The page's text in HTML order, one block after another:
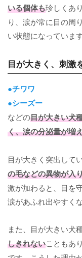
いる個体も珍しくあ
り、涙が常に目の周
い状態になっています
目が大きく、刺激
●チワワ
●シーズー
などの目が大きい犬
く、涙の分泌量が増
目が大きく突出して
の毛などの異物が入
激が加わると、目を
涙があふれ出やすく
また、目が大きい犬種
しきれないこともあ